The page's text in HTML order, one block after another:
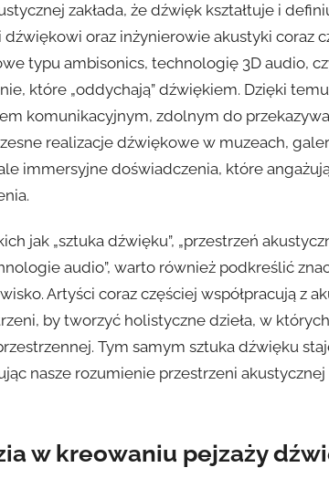
zakłada, że dźwięk kształtuje i
dźwiękowi oraz inżynierowie akustyki coraz
typu ambisonics, technologię 3D audio,
które „oddychają” dźwiękiem. Dzięki
komunikacyjnym, zdolnym do
realizacje dźwiękowe w muzeach,
immersyjne doświadczenia, które
jak „sztuka dźwięku”, „przestrzeń
audio”, warto również podkreślić
Artyści coraz częściej współpracują z
by tworzyć holistyczne dzieła, w
Tym samym sztuka dźwięku
nasze rozumienie przestrzeni
w kreowaniu pejzaży